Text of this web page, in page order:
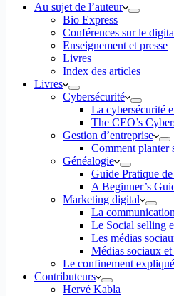
Au sujet de l’auteur
Bio Express
Conférences sur le
Enseignement et presse
Livres
Index des articles
Livres
Cybersécurité
La cybersécurité
The CEO’s
Gestion d’entreprise
Comment planter
Généalogie
Guide Pratique
A Beginner’s
Marketing digital
La
Le Social selling
Les médias
Médias sociaux
Le confinement
Contributeurs
Hervé Kabla